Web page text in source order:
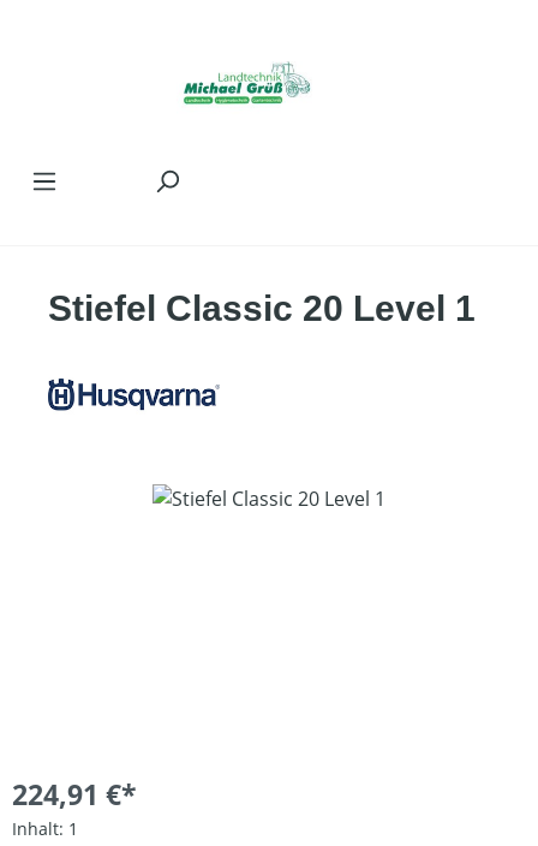
Stiefel Classic 20 Level 1
Bildergalerie überspringen
224,91 €*
Inhalt: 1